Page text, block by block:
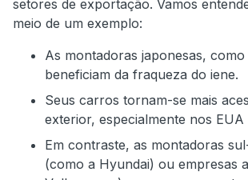
setores de exportação. Vamos
meio de um exemplo:
As montadoras japonesas,
beneficiam da fraqueza do iene.
Seus carros tornam-se mais
exterior, especialmente nos
Em contraste, as montadoras
(como a Hyundai) ou empresas